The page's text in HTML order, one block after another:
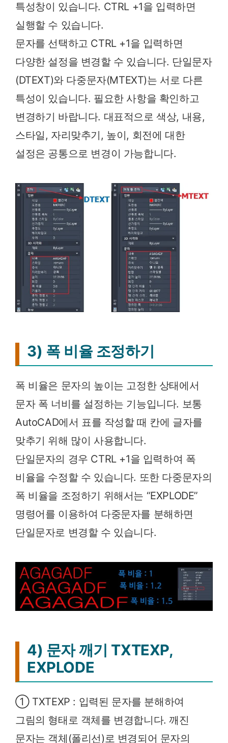
특성창이 있습니다. CTRL +1을 입력하면
실행할 수 있습니다.
문자를 선택하고 CTRL +1을 입력하면
다양한 설정을 변경할 수 있습니다. 단일문자
(DTEXT)와 다중문자(MTEXT)는 서로 다른
특성이 있습니다. 필요한 사항을 확인하고
변경하기 바랍니다. 대표적으로 색상, 내용,
스타일, 자리맞추기, 높이, 회전에 대한
설정은 공통으로 변경이 가능합니다.
3) 폭 비율 조정하기
폭 비율은 문자의 높이는 고정한 상태에서
문자 폭 너비를 설정하는 기능입니다. 보통
AutoCAD에서 표를 작성할 때 칸에 글자를
맞추기 위해 많이 사용합니다.
단일문자의 경우 CTRL +1을 입력하여 폭
비율을 수정할 수 있습니다. 또한 다중문자의
폭 비율을 조정하기 위해서는 “EXPLODE”
명령어를 이용하여 다중문자를 분해하면
단일문자로 변경할 수 있습니다.
4) 문자 깨기 TXTEXP,
EXPLODE
① TXTEXP : 입력된 문자를 분해하여
그림의 형태로 객체를 변경합니다. 깨진
문자는 객체(폴리선)로 변경되어 문자의